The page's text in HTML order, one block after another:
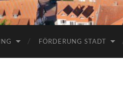
FÖRDERUNG STADT